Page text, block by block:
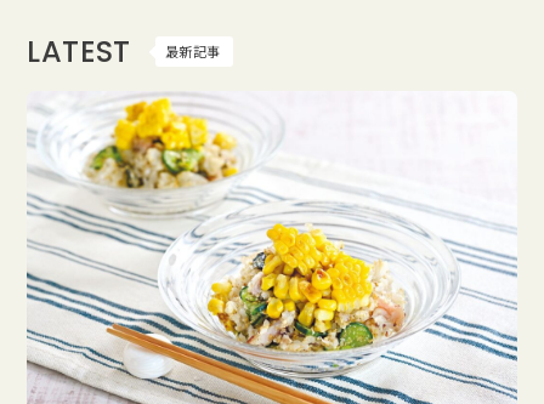
LATEST 最新記事